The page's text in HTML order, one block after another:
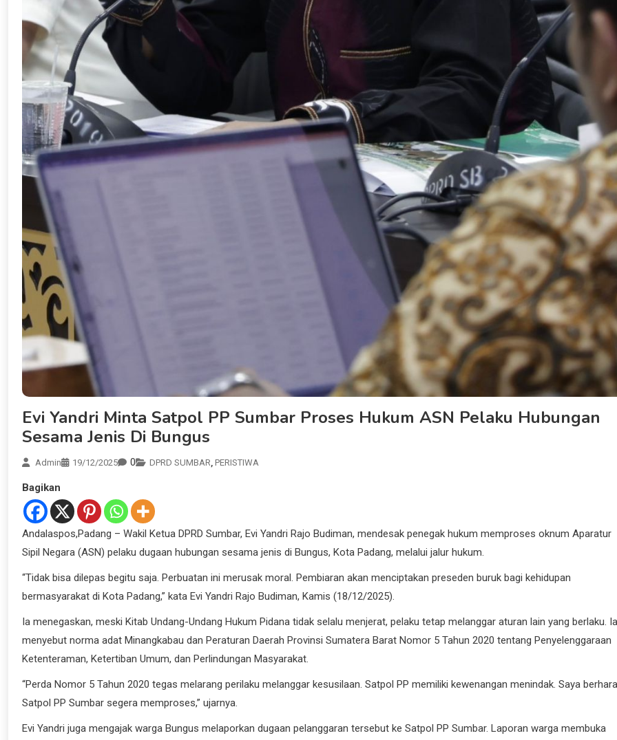
Evi Yandri Minta Satpol PP Sumbar Proses Hukum ASN Pelaku Hubungan
Sesama Jenis Di Bungus
Admin 19/12/2025 0 DPRD SUMBAR PERISTIWA
Bagikan
Andalaspos,Padang – Wakil Ketua DPRD Sumbar, Evi Yandri Rajo Budiman, mendesak penegak hukum memproses oknum Aparatur
Sipil Negara (ASN) pelaku dugaan hubungan sesama jenis di Bungus, Kota Padang, melalui jalur hukum.
“Tidak bisa dilepas begitu saja. Perbuatan ini merusak moral. Pembiaran akan menciptakan preseden buruk bagi kehidupan
bermasyarakat di Kota Padang,” kata Evi Yandri Rajo Budiman, Kamis (18/12/2025).
Ia menegaskan, meski Kitab Undang-Undang Hukum Pidana tidak selalu menjerat, pelaku tetap melanggar aturan lain yang berlaku. Ia
menyebut norma adat Minangkabau dan Peraturan Daerah Provinsi Sumatera Barat Nomor 5 Tahun 2020 tentang Penyelenggaraan
Ketenteraman, Ketertiban Umum, dan Perlindungan Masyarakat.
“Perda Nomor 5 Tahun 2020 tegas melarang perilaku melanggar kesusilaan. Satpol PP memiliki kewenangan menindak. Saya
Satpol PP Sumbar segera memproses,” ujarnya.
Evi Yandri juga mengajak warga Bungus melaporkan dugaan pelanggaran tersebut ke Satpol PP Sumbar. Laporan warga membuka
KOTA PADANG
PDAM
Perumda AM Padang
BPJN Sumbar Cari Solusi
Air Baku Sungai Paraku
06/08/2026